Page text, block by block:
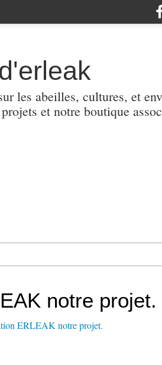
les abeilles, cultures, et
et notre boutique
notre projet.